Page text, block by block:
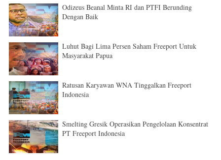
Odizeus Beanal Minta RI dan PTFI Berunding
Dengan Baik
Luhut Bagi Lima Persen Saham Freeport Untuk
Masyarakat Papua
Ratusan Karyawan WNA Tinggalkan Freeport
Indonesia
Smelting Gresik Operasikan Pengelolaan Konsentrat
PT Freeport Indonesia